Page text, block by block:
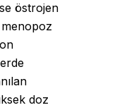
östrojen
doz